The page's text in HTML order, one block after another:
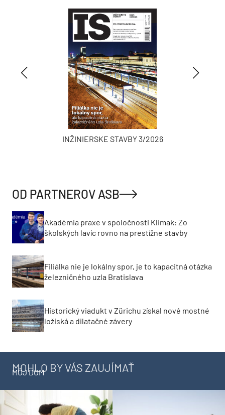
INŽINIERSKE STAVBY 3/2026
OD PARTNEROV ASB
Akadémia praxe v spoločnosti Klimak: Zo
školských lavíc rovno na prestížne stavby
Filiálka nie je lokálny spor, je to kapacitná otázka
železničného uzla Bratislava
Historický viadukt v Zürichu získal nové mostné
ložiská a dilatačné závery
MOHLO BY VÁS ZAUJÍMAŤ
MÔJ DOM